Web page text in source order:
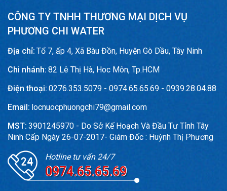
CÔNG TY TNHH THƯƠNG MẠI DỊCH VỤ
PHƯƠNG CHI WATER
Địa chỉ: Tổ 7, ấp 4, Xã Bàu Đồn, Huyện Gò Dầu, Tây Ninh
Chi nhánh: 82 Lê Thị Hà, Hoc Môn, Tp.HCM
Điện thoại: 0276.353.5079 - 0974.65.65.69 - 0939.28.04.88
Email: locnuocphuongchi79@gmail.com
MST: 3901245970 - Do Sở Kế Hoạch Và Đầu Tư Tỉnh Tây
Ninh Cấp Ngày 26-07-2017- Giám Đốc : Huỳnh Thị Phương
Hotline tư vấn 24/7
0974.65.65.69